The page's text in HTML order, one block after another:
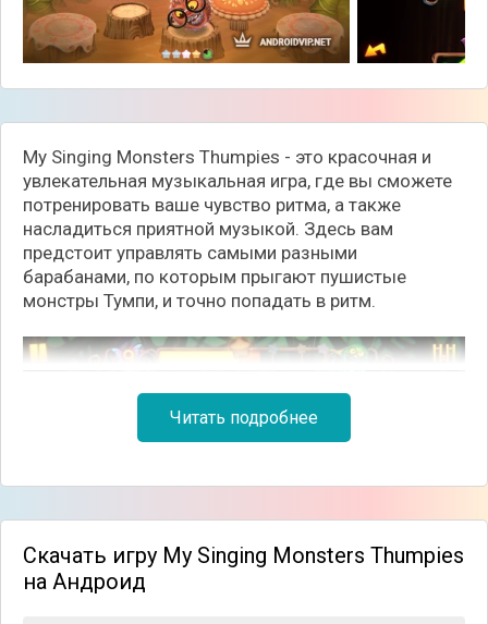
My Singing Monsters Thumpies - это красочная и
увлекательная музыкальная игра, где вы сможете
потренировать ваше чувство ритма, а также
насладиться приятной музыкой. Здесь вам
предстоит управлять самыми разными
барабанами, по которым прыгают пушистые
монстры Тумпи, и точно попадать в ритм.
Читать подробнее
Скачать игру My Singing Monsters Thumpies
на Андроид